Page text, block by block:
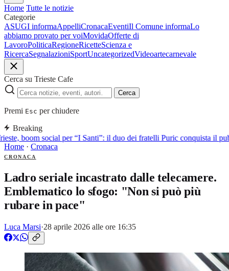
Home Tutte le notizie
Categorie
ASUGI informaAppelliCronacaEventiIl Comune informaLo
abbiamo provato per voiMovidaOfferte di
LavoroPoliticaRegioneRicetteScienza e
RicercaSegnalazioniSportUncategorizedVideoartecarnevale
Cerca su Trieste Cafe
Cerca
Premi Esc per chiudere
Breaking
boom social per “I Santi”: il duo dei fratelli Puric conquista il
Home · Cronaca
CRONACA
Ladro seriale incastrato dalle telecamere.
Emblematico lo sfogo: "Non si può più
rubare in pace"
Luca Marsi·28 aprile 2026 alle ore 16:35